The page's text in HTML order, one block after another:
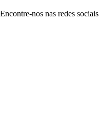
Encontre-nos nas redes sociais